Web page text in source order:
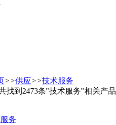
>>供应>>技术服务
找到2473条"技术服务"相关产品
务